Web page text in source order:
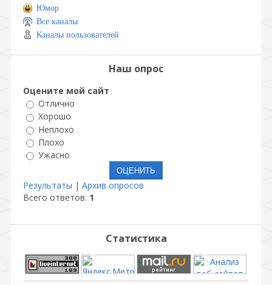
Юмор
Все каналы
Каналы пользователей
Наш опрос
Оцените мой сайт
Отлично
Хорошо
Неплохо
Плохо
Ужасно
Результаты | Архив опросов
Всего ответов: 1
Статистика